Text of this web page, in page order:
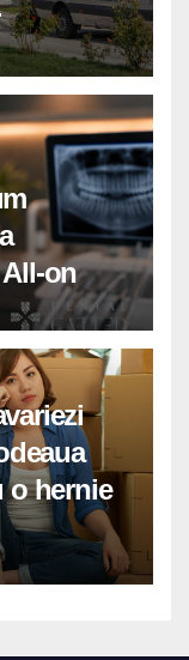
on
o hernie